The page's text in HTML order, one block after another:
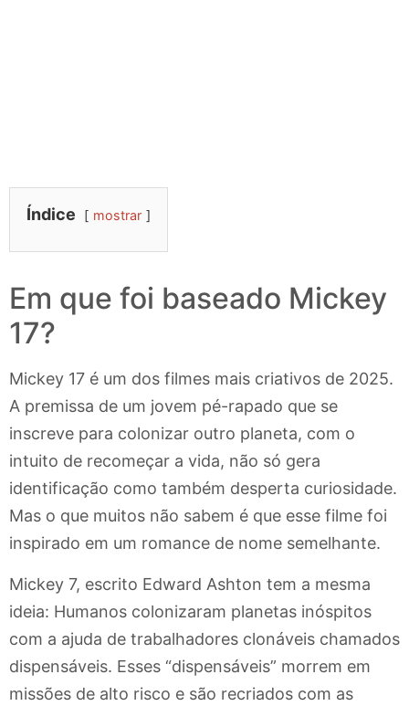
Índice mostrar
Em que foi baseado Mickey
17?
Mickey 17 é um dos filmes mais criativos de 2025.
A premissa de um jovem pé-rapado que se
inscreve para colonizar outro planeta, com o
intuito de recomeçar a vida, não só gera
identificação como também desperta curiosidade.
Mas o que muitos não sabem é que esse filme foi
inspirado em um romance de nome semelhante.
Mickey 7, escrito Edward Ashton tem a mesma
ideia: Humanos colonizaram planetas inóspitos
com a ajuda de trabalhadores clonáveis chamados
dispensáveis. Esses “dispensáveis” morrem em
missões de alto risco e são recriados com as